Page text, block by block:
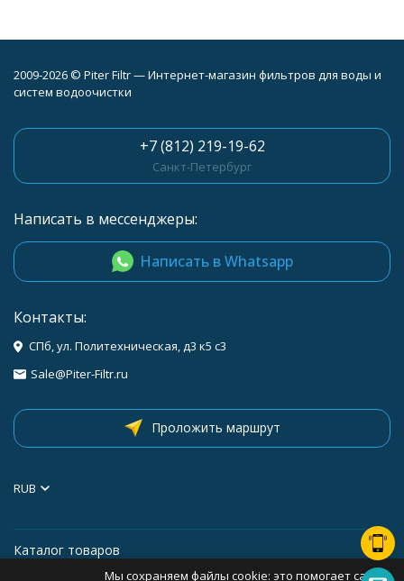
2009-2026 © Piter Filtr — Интернет-магазин фильтров для воды и
систем водоочистки
+7 (812) 219-19-62
Санкт-Петербург
Написать в мессенджеры:
Написать в Whatsapp
Контакты:
СПб, ул. Политехническая, д3 к5 с3
Sale@Piter-Filtr.ru
Проложить маршрут
RUB
Каталог товаров
Мы сохраняем файлы cookie: это помогает сайту